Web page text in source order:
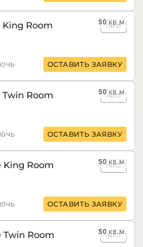
50кв.м.
Room INFO
ОСТАВИТЬ ЗАЯВКУ
50кв.м.
Room INFO
ОСТАВИТЬ ЗАЯВКУ
50кв.м.
King Room INFO
ОСТАВИТЬ ЗАЯВКУ
50кв.м.
Twin Room INFO